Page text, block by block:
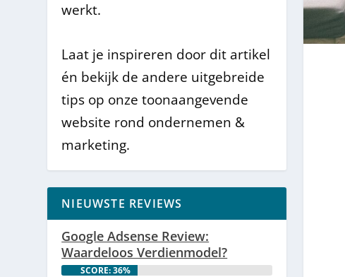
werkt.
Laat je inspireren door dit artikel
én bekijk de andere uitgebreide
tips op onze toonaangevende
website rond ondernemen &
marketing.
NIEUWSTE REVIEWS
Google Adsense Review:
Waardeloos Verdienmodel?
SCORE: 36%